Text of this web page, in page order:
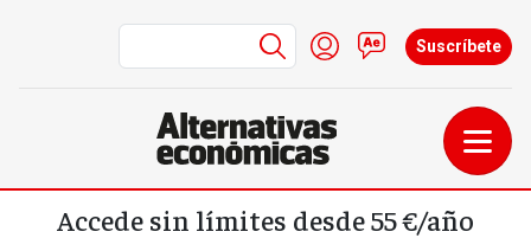
Pasar al contenido principal
Menú de cuenta de
Iniciar sesión
Contacto
Suscríbete
Accede sin límites desde 55 €/año